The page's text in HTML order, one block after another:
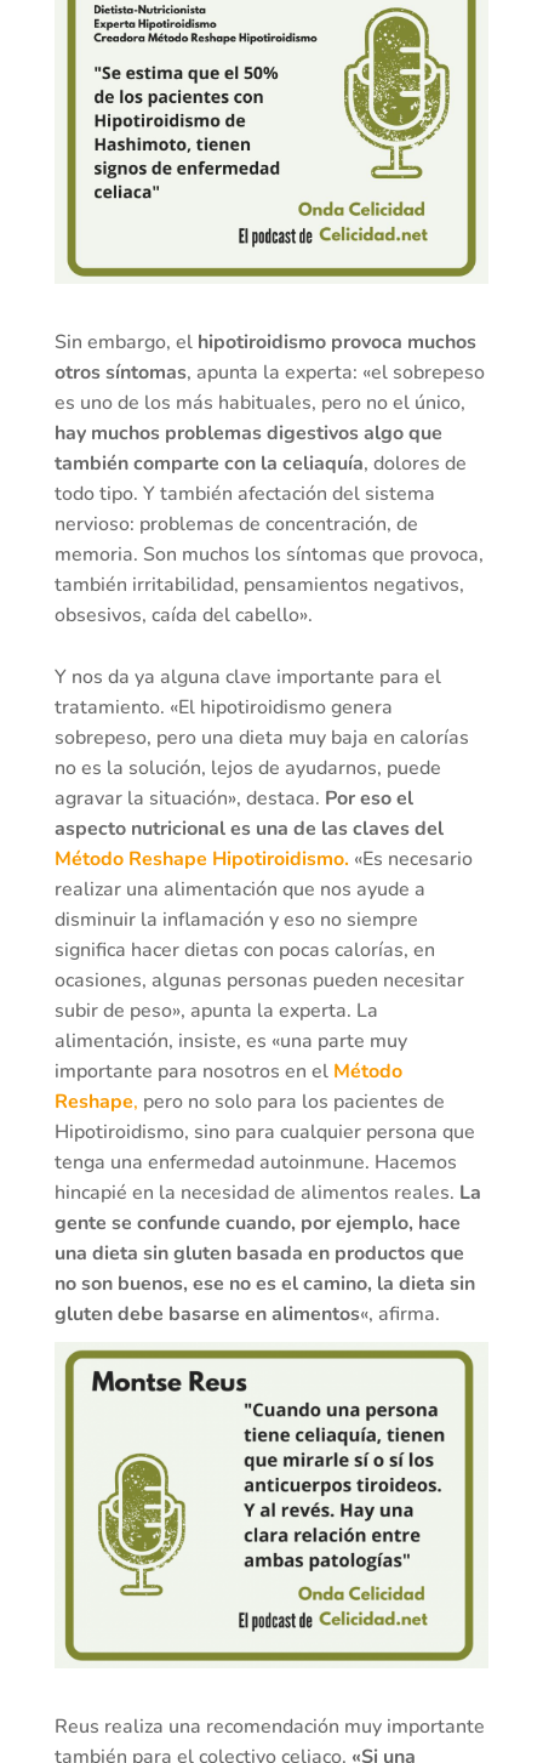
Sin embargo, el hipotiroidismo provoca muchos
otros síntomas, apunta la experta: «el sobrepeso
es uno de los más habituales, pero no el único,
hay muchos problemas digestivos algo que
también comparte con la celiaquía, dolores de
todo tipo. Y también afectación del sistema
nervioso: problemas de concentración, de
memoria. Son muchos los síntomas que provoca,
también irritabilidad, pensamientos negativos,
obsesivos, caída del cabello».
Y nos da ya alguna clave importante para el
tratamiento. «El hipotiroidismo genera
sobrepeso, pero una dieta muy baja en calorías
no es la solución, lejos de ayudarnos, puede
agravar la situación», destaca. Por eso el
aspecto nutricional es una de las claves del
Método Reshape Hipotiroidismo. «Es necesario
realizar una alimentación que nos ayude a
disminuir la inflamación y eso no siempre
significa hacer dietas con pocas calorías, en
ocasiones, algunas personas pueden necesitar
subir de peso», apunta la experta. La
alimentación, insiste, es «una parte muy
importante para nosotros en el Método
Reshape, pero no solo para los pacientes de
Hipotiroidismo, sino para cualquier persona que
tenga una enfermedad autoinmune. Hacemos
hincapié en la necesidad de alimentos reales. La
gente se confunde cuando, por ejemplo, hace
una dieta sin gluten basada en productos que
no son buenos, ese no es el camino, la dieta sin
gluten debe basarse en alimentos«, afirma.
Reus realiza una recomendación muy importante
también para el colectivo celiaco. «Si una